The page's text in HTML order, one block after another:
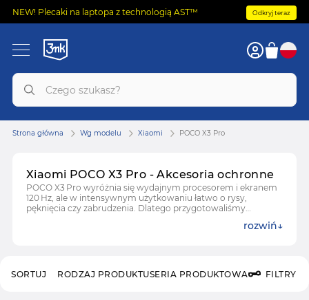
NEW! Plecaki na laptopa z technologią AST™ Odkryj teraz
Xiaomi POCO X3 Pro - Akcesoria ochronne
POCO X3 Pro wyróżnia się wydajnym procesorem i ekranem
120 Hz, ale w intensywnym użytkowaniu łatwo o rysy,
pęknięcia czy zabrudzenia. Dlatego przygotowaliśmy
X3 Pro – od cienkich folii po szkła kompozytowe i osłonyrozwiń
Strona główna Wg modelu Xiaomi POCO X3 Pro
RODZAJ PRODUKTUSERIA PRODUKTOWA FILTRY
SORTUJ